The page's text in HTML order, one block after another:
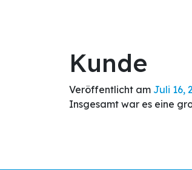
Kunde
Veröffentlicht am Juli 16,
Insgesamt war es eine